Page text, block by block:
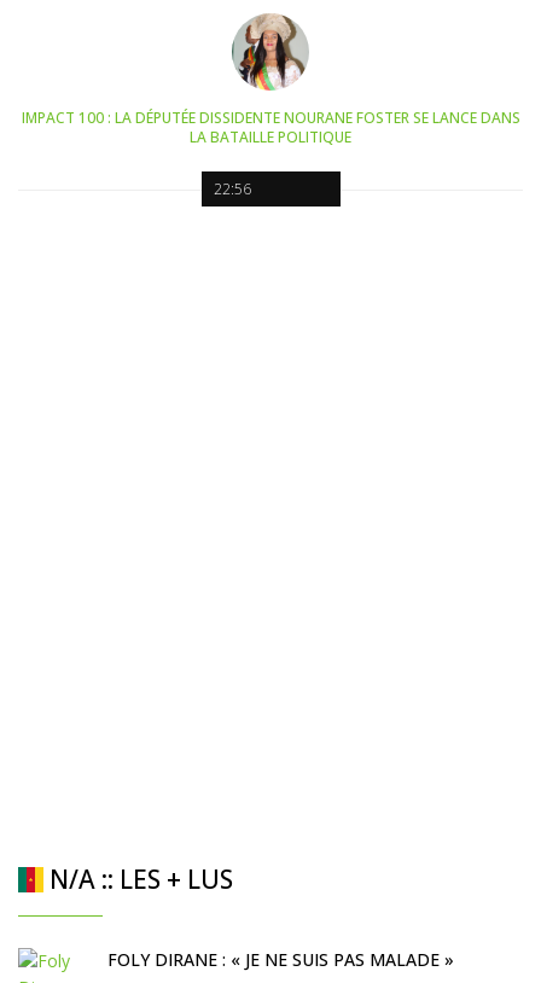
22:56
IMPACT 100 : LA DÉPUTÉE DISSIDENTE NOURANE FOSTER SE LANCE DANS
LA BATAILLE POLITIQUE
N/A :: LES + LUS
FOLY DIRANE : « JE NE SUIS PAS MALADE »